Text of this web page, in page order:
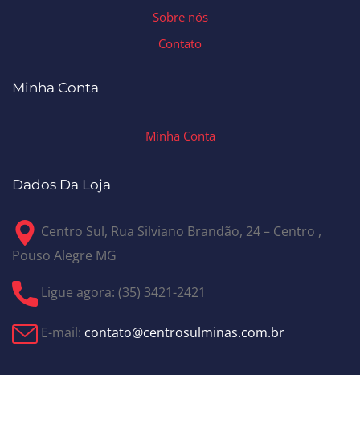
Sobre nós
Contato
Minha Conta
Minha Conta
Dados Da Loja
Centro Sul, Rua Silviano Brandão, 24 – Centro ,
Pouso Alegre MG
Ligue agora: (35) 3421-2421
E-mail: contato@centrosulminas.com.br